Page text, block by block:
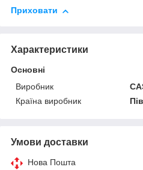
Приховати
Характеристики
Основні
Виробник
Країна виробник
Умови доставки
Нова Пошта